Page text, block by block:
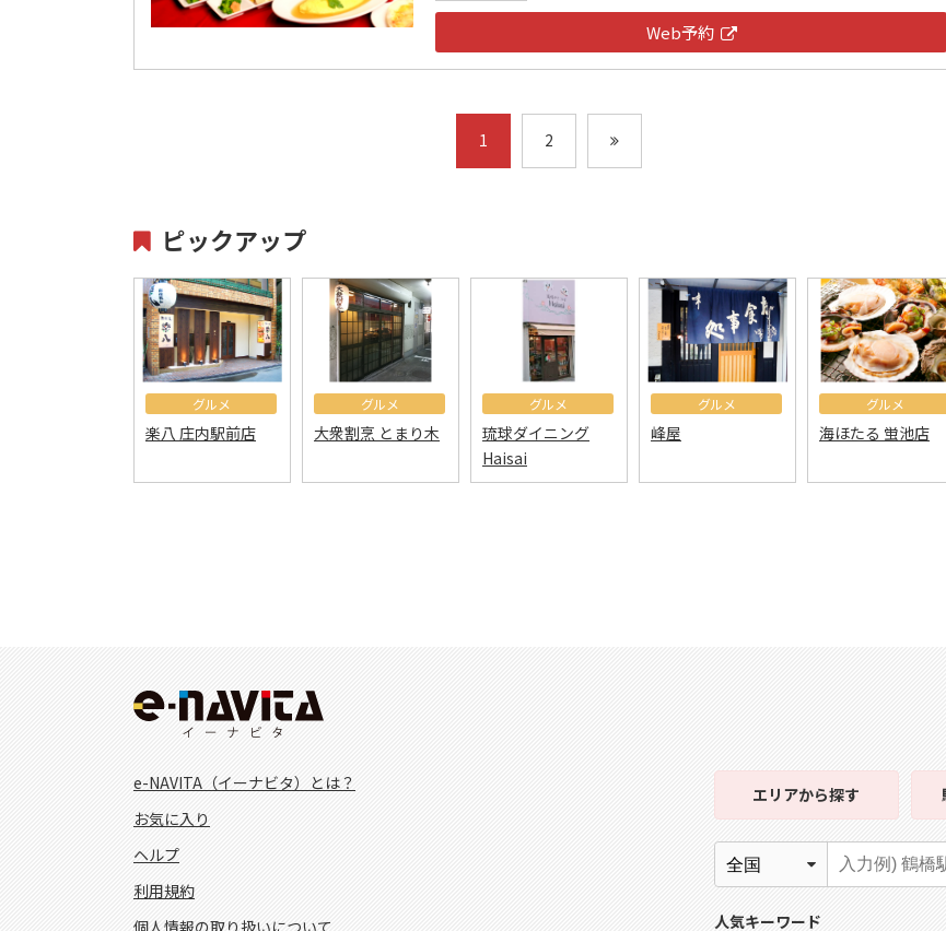
Web予約
1 2
ピックアップ
グルメ
楽八 庄内駅前店
グルメ
大衆割烹 とまり木
グルメ
琉球ダイニング
Haisai
グルメ
峰屋
グルメ
海ほたる 蛍池店
e-NAVITA（イーナビタ）とは？
お気に入り
ヘルプ
利用規約
エリアから探す
人気キーワード